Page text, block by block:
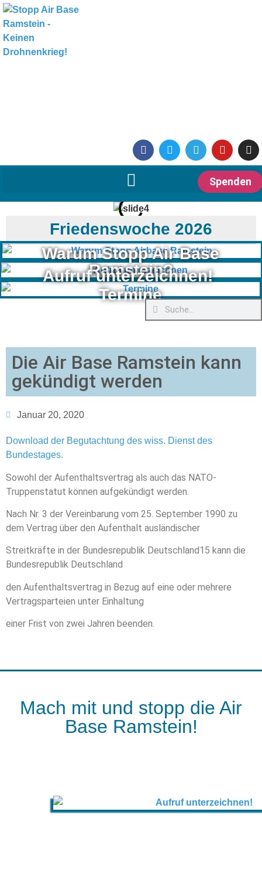
Spenden
Friedenswoche 2026
Warum Stopp Air Base
Ramstein?
Aufruf unterzeichnen!
Termine
Die Air Base Ramstein kann
gekündigt werden
Januar 20, 2020
Download der Begutachtung des wiss. Dienst des
Bundestages.
Sowohl der Aufenthaltsvertrag als auch das NATO-
Truppenstatut können aufgekündigt werden.
Nach Nr. 3 der Vereinbarung vom 25. September 1990 zu
dem Vertrag über den Aufenthalt ausländischer
Streitkräfte in der Bundesrepublik Deutschland15 kann die
Bundesrepublik Deutschland
den Aufenthaltsvertrag in Bezug auf eine oder mehrere
Vertragsparteien unter Einhaltung
einer Frist von zwei Jahren beenden.
Mach mit und stopp die Air
Base Ramstein!